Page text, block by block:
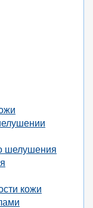
шелушения
кожи